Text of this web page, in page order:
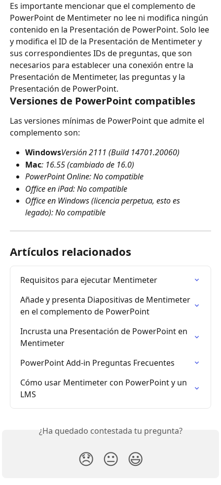
Es importante mencionar que el complemento de
PowerPoint de Mentimeter no lee ni modifica ningún
contenido en la Presentación de PowerPoint. Solo lee
y modifica el ID de la Presentación de Mentimeter y
sus correspondientes IDs de preguntas, que son
necesarios para establecer una conexión entre la
Presentación de Mentimeter, las preguntas y la
Presentación de PowerPoint.
Versiones de PowerPoint compatibles
Las versiones mínimas de PowerPoint que admite el
complemento son:
WindowsVersión 2111 (Build 14701.20060)
Mac: 16.55 (cambiado de 16.0)
PowerPoint Online: No compatible
Office en iPad: No compatible
Office en Windows (licencia perpetua, esto es
legado): No compatible
Artículos relacionados
Requisitos para ejecutar Mentimeter
Añade y presenta Diapositivas de Mentimeter
en el complemento de PowerPoint
Incrusta una Presentación de PowerPoint en
Mentimeter
PowerPoint Add-in Preguntas Frecuentes
Cómo usar Mentimeter con PowerPoint y un
LMS
¿Ha quedado contestada tu pregunta?
😞 😐 😃